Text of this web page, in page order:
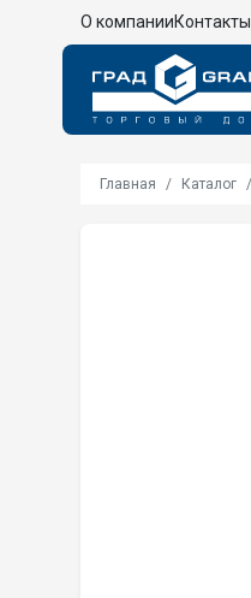
О компанииКонтакты
Главная Каталог